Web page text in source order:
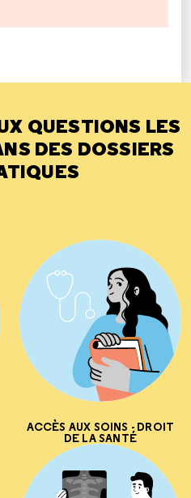
QUESTIONS LES
DES DOSSIERS
ACCÈS AUX SOINS - DROIT
DE LA SANTÉ